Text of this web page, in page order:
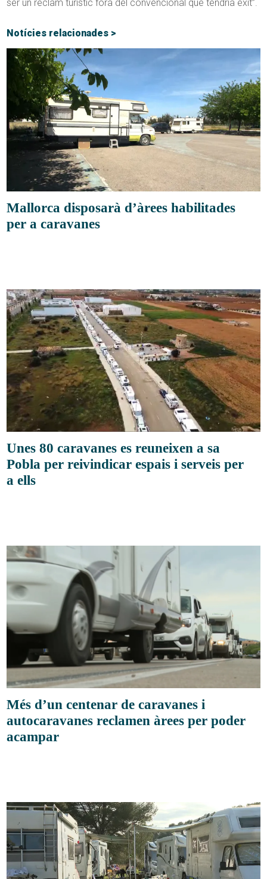
ser un reclam turístic fora del convencional que tendria èxit”.
Notícies relacionades >
Mallorca disposarà d’àrees habilitades
per a caravanes
Unes 80 caravanes es reuneixen a sa
Pobla per reivindicar espais i serveis per
a ells
Més d’un centenar de caravanes i
autocaravanes reclamen àrees per poder
acampar